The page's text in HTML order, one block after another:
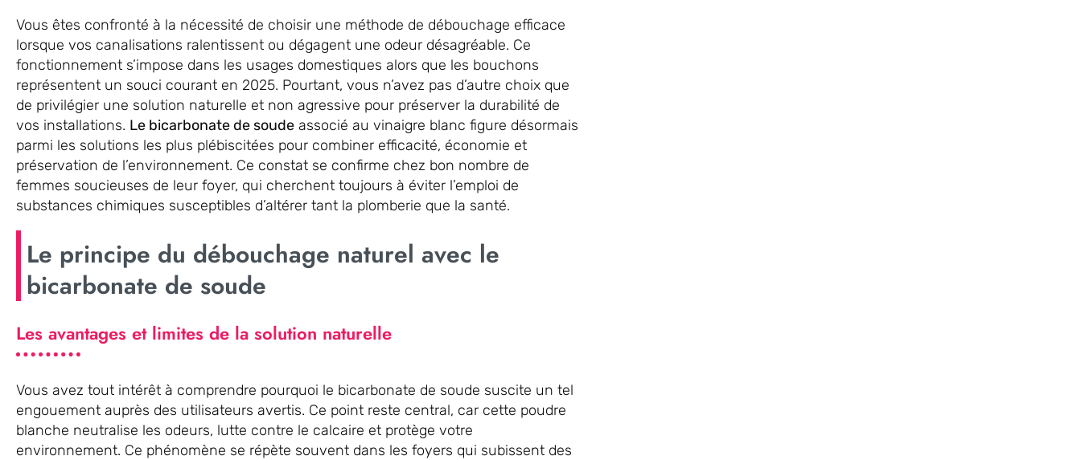
Vous êtes confronté à la nécessité de choisir une méthode de débouchage efficace
lorsque vos canalisations ralentissent ou dégagent une odeur désagréable. Ce
fonctionnement s’impose dans les usages domestiques alors que les bouchons
représentent un souci courant en 2025. Pourtant, vous n’avez pas d’autre choix que
de privilégier une solution naturelle et non agressive pour préserver la durabilité de
vos installations. Le bicarbonate de soude associé au vinaigre blanc figure désormais
parmi les solutions les plus plébiscitées pour combiner efficacité, économie et
préservation de l’environnement. Ce constat se confirme chez bon nombre de
femmes soucieuses de leur foyer, qui cherchent toujours à éviter l’emploi de
substances chimiques susceptibles d’altérer tant la plomberie que la santé.
Le principe du débouchage naturel avec le
bicarbonate de soude
Les avantages et limites de la solution naturelle
Vous avez tout intérêt à comprendre pourquoi le bicarbonate de soude suscite un tel
engouement auprès des utilisateurs avertis. Ce point reste central, car cette poudre
blanche neutralise les odeurs, lutte contre le calcaire et protège votre
environnement. Ce phénomène se répète souvent dans les foyers qui subissent des